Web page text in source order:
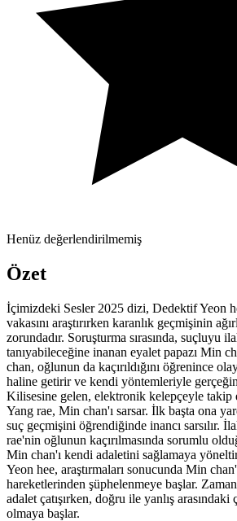
Henüz değerlendirilmemiş
Özet
İçimizdeki Sesler 2025 dizi, Dedektif Yeon
vakasını araştırırken karanlık geçmişinin
zorundadır. Soruşturma sırasında, suçluyu
tanıyabileceğine inanan eyalet papazı Min
chan, oğlunun da kaçırıldığını öğrenince
haline getirir ve kendi yöntemleriyle
Kilisesine gelen, elektronik kelepçeyle takip
Yang rae, Min chan'ı sarsar. İlk başta ona
suç geçmişini öğrendiğinde inancı sarsılır.
rae'nin oğlunun kaçırılmasında sorumlu
Min chan'ı kendi adaletini sağlamaya
Yeon hee, araştırmaları sonucunda Min
hareketlerinden şüphelenmeye başlar.
adalet çatışırken, doğru ile yanlış
olmaya başlar.